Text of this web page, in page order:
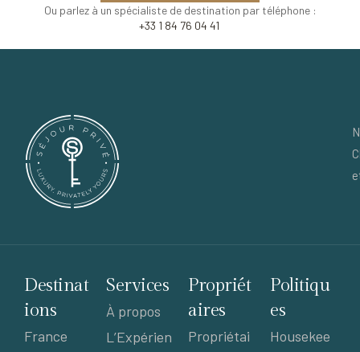
Ou parlez à un spécialiste de destination par téléphone :
+33 1 84 76 04 41
Destinat
ions
France
Services
À propos
L’Expérien
Propriét
aires
Propriétai
Politiqu
es
Housekee